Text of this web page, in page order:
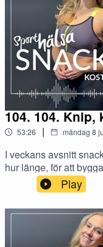
104. 104.
53:26 | måndag 8
I veckans avsnitt
hur länge, för att
Play